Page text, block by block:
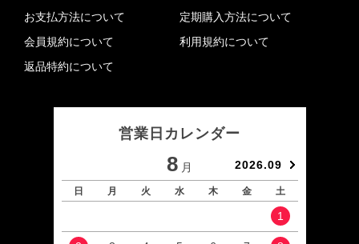
お支払方法について
会員規約について
返品特約について
定期購入方法について
利用規約について
営業日カレンダー
8 月 2026.09
日 月 火 水 木 金 土
1